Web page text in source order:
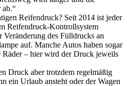
ab.“
Reifendruck? Seit 2014 ist jeder
Reifendruck-Kontrollsystem
des Fülldrucks an
auf. Manche Autos haben sogar
– hier wird der Druck jeweils
Druck aber trotzdem regelmäßig
ein Urlaub ansteht oder der Wagen